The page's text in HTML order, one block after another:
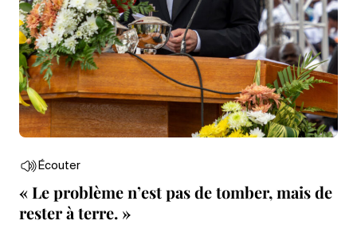
Écouter
« Le problème n’est pas de tomber, mais de
rester à terre. »